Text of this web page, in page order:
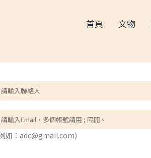
首頁 文物
如：adc@gmail.com)